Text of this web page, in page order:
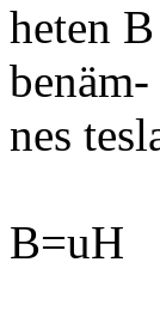
heten
benäm-
nes
B=uH